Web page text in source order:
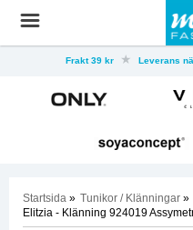
Frakt 39 kr Leverans
Startsida » Tunikor / Klänningar »
Elitzia - Klänning 924019